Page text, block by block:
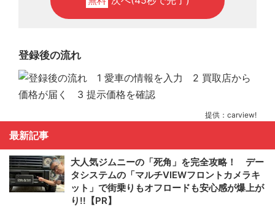
登録後の流れ
提供：carview!
最新記事
大人気ジムニーの「死角」を完全攻略！ デー
タシステムの「マルチVIEWフロントカメラキ
ット」で街乗りもオフロードも安心感が爆上が
り!!【PR】